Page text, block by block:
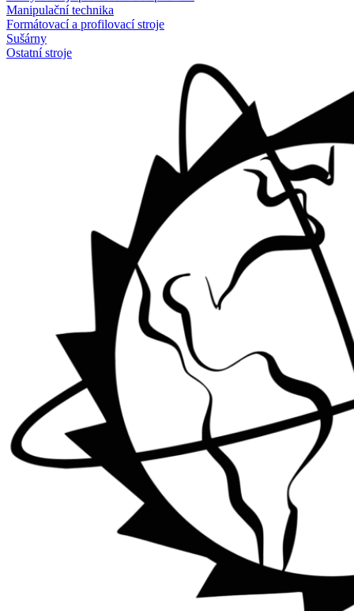
Manipulační technika
Formátovací a profilovací stroje
Sušárny
Ostatní stroje